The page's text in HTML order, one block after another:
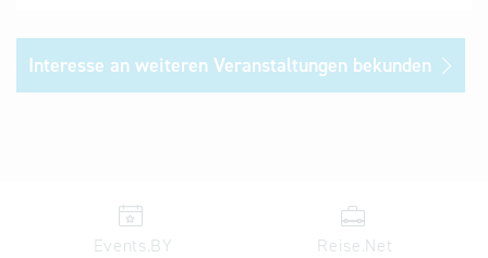
Interesse an weiteren Veranstaltungen bekunden
Events.BY Reise.Net